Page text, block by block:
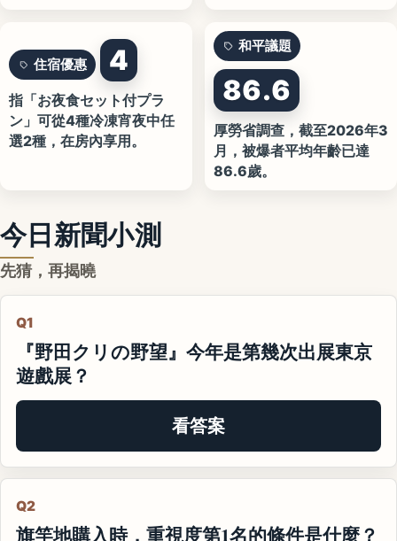
住宿優惠 4
指「お夜食セット付プラ
ン」可從4種冷凍宵夜中任
選2種，在房內享用。
和平議題
86.6
厚勞省調查，截至2026年3
月，被爆者平均年齡已達
86.6歲。
今日新聞小測
先猜，再揭曉
Q1
『野田クリの野望』今年是第幾次出展東京
遊戲展？
看答案
Q2
旗竿地購入時，重視度第1名的條件是什麼？